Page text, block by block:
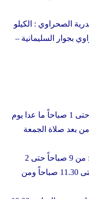
الصحراوي : الكيلو
بجوار السليمانية –
هايبر وان فرع الشيخ زايد : من 8 صباحاً حتى 1 صباحاً ما عدا يوم
حتى 11.30 صباحاً ومن بعد صلاة الجمعة
هايبر وان فرع طريق مصر الاسماعيلية : من 9 صباحاً حتى 2
صباحاً ما عدا يوم الجمعة من 9 صباحاً حتى 11.30 صباحاً ومن